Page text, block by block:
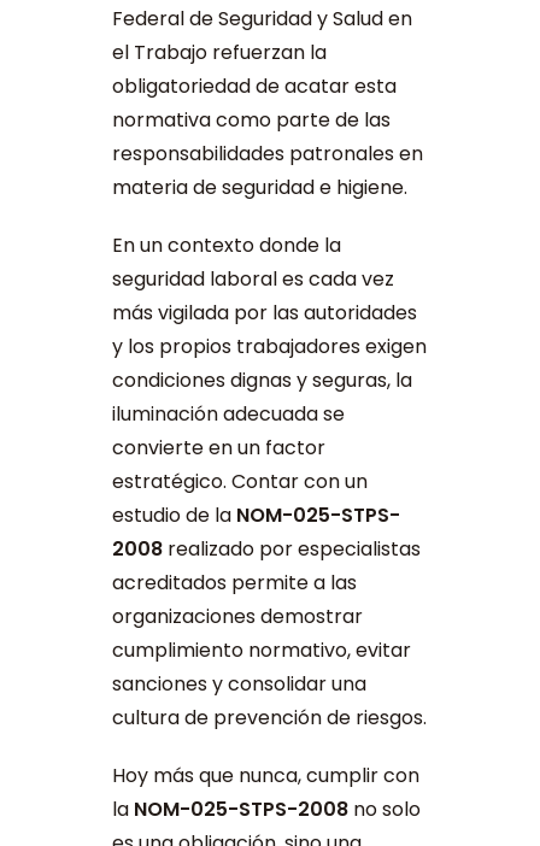
Federal de Seguridad y Salud en
el Trabajo refuerzan la
obligatoriedad de acatar esta
normativa como parte de las
responsabilidades patronales en
materia de seguridad e higiene.
En un contexto donde la
seguridad laboral es cada vez
más vigilada por las autoridades
y los propios trabajadores exigen
condiciones dignas y seguras, la
iluminación adecuada se
convierte en un factor
estratégico. Contar con un
estudio de la NOM-025-STPS-
2008realizado por especialistas
acreditados permite a las
organizaciones demostrar
cumplimiento normativo, evitar
sanciones y consolidar una
cultura de prevención de riesgos.
Hoy más que nunca, cumplir con
la NOM-025-STPS-2008no solo